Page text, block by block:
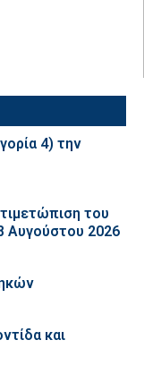
4) την
του
Αυγούστου 2026
και